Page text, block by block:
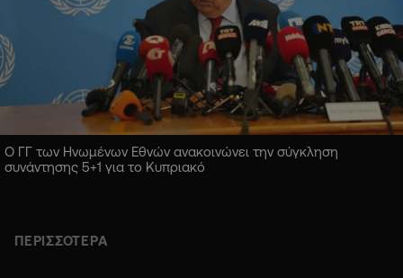
Ο ΓΓ των Ηνωμένων Εθνών ανακοινώνει την σύγκληση
συνάντησης 5+1 για το Κυπριακό
ΠΕΡΙΣΣΟΤΕΡΑ